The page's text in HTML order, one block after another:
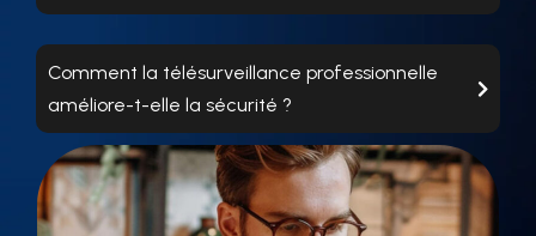
Comment la télésurveillance professionnelle
améliore-t-elle la sécurité ?